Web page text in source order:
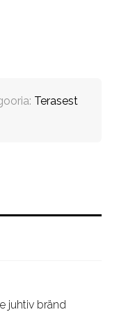
Terasest
juhtiv bränd